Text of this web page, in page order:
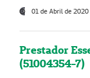
01 de Abril de 2020
Prestador
(51004354-7)